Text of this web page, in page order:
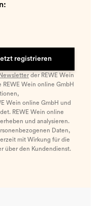
registrieren
der REWE Wein
Wein online GmbH
Wein online GmbH und
REWE Wein online
und analysieren.
Daten,
mit Wirkung für die
über den Kundendienst.